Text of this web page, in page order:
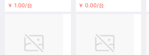
六轴机械臂
￥ 1.00/台
价
￥ 0.00/台